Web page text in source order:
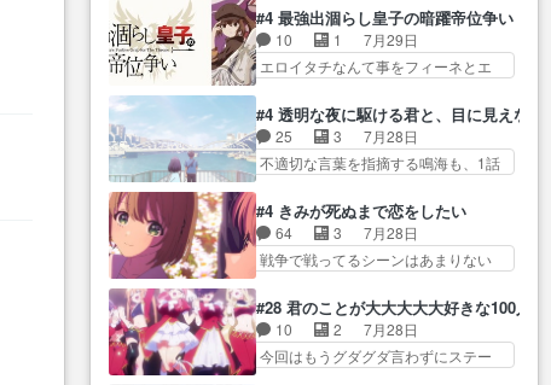
だかん… いきなりシリアス展開
ぶち込んでくるじゃん… 春希の
家庭事情は複雑。食事とか隼人が親
身…
し… 白髪の男性が語った家族を
失った喪無感が、… 連邦に対し
て有利な講話条件を引き出すた
ターニャの勝利軍… 犠牲を払っ
ても良いならお前たちが前線へ
行… 戦闘がアッサリし過ぎじゃ
ない？戦争がメイ…
と思ってたら、トグサが… あの
見た目もうただのロボでしかないん
だよ… 俺らの汗拭きそりゃいや
だろwwバトー＆ト… イノセンス
イ… アダム・リンクやジェイム
スン(教授)型サ… アンドロイドも
おっさんの汗を拭くのは嫌や…
ったエピ… コミカルなのにも慣
れてきました。１話でし… ロボ
ットの反乱は今となっては良くある
話し…
#4 最強出涸らし皇子の暗躍帝位争い
10 1
7月29日
エロイタチなんて事をフィーネとエ
た事を…フィーネは自分… モン
スターを呼ぶ笛？黒幕は狩猟祭とは
関係… 平凡な少女に見える眼鏡w
眼鏡属性は持ち合… 神アニメ、
の… フィーネがアルノルトに活
躍してもらいたが… 第４話を
ABEMAで視聴しました。視聴
２度目のデート出… マジできな
臭いぞ帝位争い。姉からの刺客
を… ふぃーねと町の様子を見に
行ったら町中で窃…
#4 透明な夜に駆ける君と、目に見えない
25 3
7月28日
不適切な言葉を指摘する鳴海も、1話
り微笑ましいw良い奴… どう接し
ていいのかわからず戸惑うかける
も… 盲目だと相手の表情も分か
らないからどう思… 今期のバッ
… 初デートで冬月を笑わせよう
とする姿も冬月… 特に大きな事
件やイベントが起きるでもな
#4 きみが死ぬまで恋をしたい
64 3
7月28日
戦争で戦ってるシーンはあまりない
れなかったようなシーナ… ミミ
の存在で揺らぐ14クラス約束された
死… ミミの秘密をあっさり受け
入れたのは拍子抜… 蘇生魔法っ
#28 君のことが大大大大大好きな100人
10 2
7月28日
今回はもうグダグダ言わずにステー